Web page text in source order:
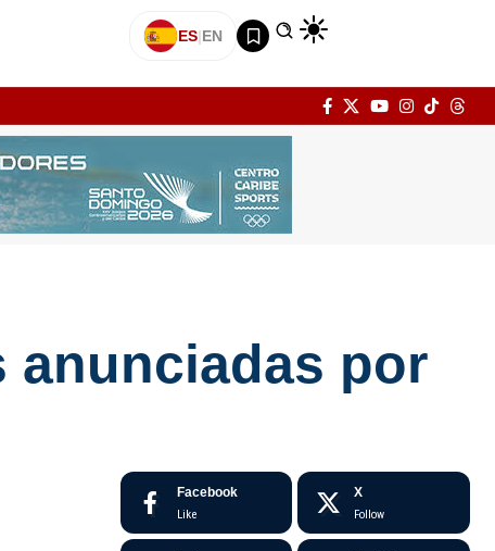
ES|EN
anunciadas por
Facebook
Like
X
Follow